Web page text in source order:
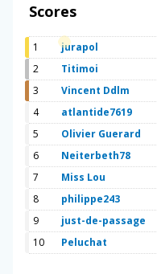
Scores
1 jurapol
2
Titimoi
3
Vincent Ddlm
4
atlantide7619
5
Olivier Guerard
6
Neiterbeth78
7
Miss Lou
8
philippe243
9
just-de-passage
10
Peluchat